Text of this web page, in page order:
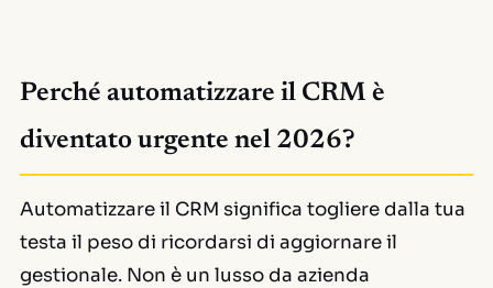
Perché automatizzare il CRM è
diventato urgente nel 2026?
Automatizzare il CRM significa togliere dalla tua
testa il peso di ricordarsi di aggiornare il
gestionale. Non è un lusso da azienda